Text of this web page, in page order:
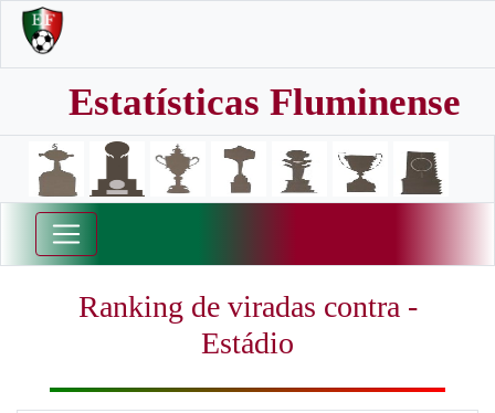
Estatísticas Fluminense
Ranking de viradas contra -
Estádio